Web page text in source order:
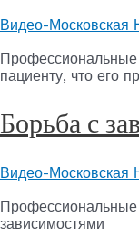
Видео-Московская
Профессиональные
пациенту, что его
Борьба с
Видео-Московская
Профессиональные
зависимостями